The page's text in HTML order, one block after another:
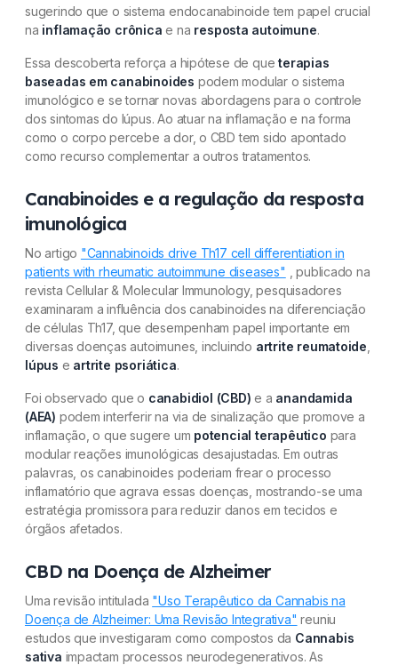
sugerindo que o sistema endocanabinoide tem papel crucial
na inflamação crônica e na resposta autoimune.
Essa descoberta reforça a hipótese de queterapias
baseadas em canabinoides podem modular o sistema
imunológico e se tornar novas abordagens para o controle
dos sintomas do lúpus. Ao atuar na inflamação e na forma
como o corpo percebe a dor, o CBD tem sido apontado
como recurso complementar a outros tratamentos.
Canabinoides e a regulação da resposta
imunológica
No artigo "Cannabinoids drive Th17 cell differentiation in
patients with rheumatic autoimmune diseases"
, publicado na
revista Cellular & Molecular Immunology, pesquisadores
examinaram a influência dos canabinoides na diferenciação
de células Th17, que desempenham papel importante em
diversas doenças autoimunes, incluindo artrite reumatoide
lúpus e artrite psoriática.
Foi observado que o canabidiol (CBD) e a anandamida
(AEA) podem interferir na via de sinalização que promove a
inflamação, o que sugere um potencial terapêutico para
modular reações imunológicas desajustadas. Em outras
palavras, os canabinoides poderiam frear o processo
inflamatório que agrava essas doenças, mostrando-se uma
estratégia promissora para reduzir danos em tecidos e
órgãos afetados.
CBD na Doença de Alzheimer
Uma revisão intitulada "Uso Terapêutico da Cannabis na
Doença de Alzheimer: Uma Revisão Integrativa" reuniu
estudos que investigaram como compostos da Cannabis
sativa impactam processos neurodegenerativos. As